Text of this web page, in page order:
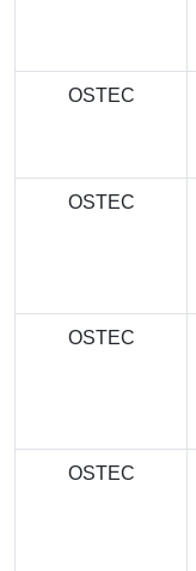
OSTEC
OSTEC
OSTEC
OSTEC